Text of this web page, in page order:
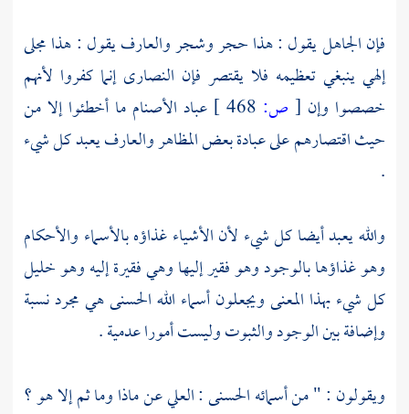
فإن الجاهل يقول : هذا حجر وشجر والعارف يقول : هذا مجلى
إلهي ينبغي تعظيمه فلا يقتصر فإن النصارىإنما كفروا لأنهم
خصصوا وإن [ ص:
عباد الأصنام ما أخطئوا إلا من
حيث اقتصارهم على عبادة بعض المظاهر والعارف يعبد كل شيء
.
والله يعبد أيضا كل شيء لأن الأشياء غذاؤه بالأسماء والأحكام
وهو غذاؤها بالوجود وهو فقير إليها وهي فقيرة إليه وهو خليل
كل شيء بهذا المعنى ويجعلون أسماء الله الحسنى هي مجرد نسبة
وإضافة بين الوجود والثبوت وليست أمورا عدمية .
ويقولون : " من أسمائه الحسنى : العلي عن ماذا وما ثم إلا هو ؟